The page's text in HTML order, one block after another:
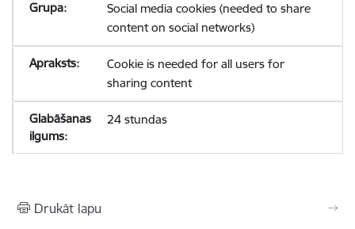
Social media cookies (needed to share
content on social networks)
Cookie is needed for all users for
sharing content
24 stundas
Drukāt lapu